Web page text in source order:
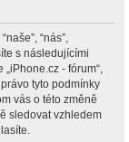
“nás”,
s následujícími
- fórum“,
tyto podmínky
vás o této změně
sledovat vzhledem